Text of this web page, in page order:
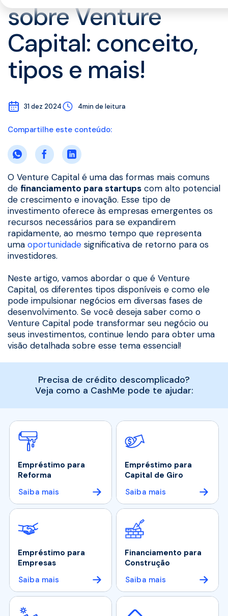
sobre Venture
Capital: conceito,
tipos e mais!
31 dez 2024 4min de leitura
O Venture Capital é uma das formas mais comuns
de financiamento para startups com alto potencial
de crescimento e inovação. Esse tipo de
investimento oferece às empresas emergentes os
recursos necessários para se expandirem
rapidamente, ao mesmo tempo que representa
uma oportunidade significativa de retorno para os
investidores.
Neste artigo, vamos abordar o que é Venture
Capital, os diferentes tipos disponíveis e como ele
pode impulsionar negócios em diversas fases de
desenvolvimento. Se você deseja saber como o
Venture Capital pode transformar seu negócio ou
seus investimentos, continue lendo para obter uma
visão detalhada sobre esse tema essencial!
Precisa de crédito descomplicado?
Veja como a CashMe pode te ajudar:
Empréstimo para
Reforma
Saiba mais
Empréstimo para
Capital de Giro
Saiba mais
Empréstimo para
Empresas
Saiba mais
Financiamento para
Construção
Saiba mais
Compartilhe este conteúdo: